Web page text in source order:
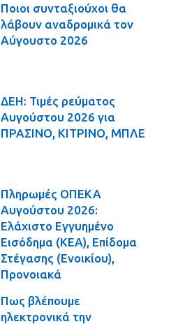
Ποιοι συνταξιούχοι θα
λάβουν αναδρομικά τον
Αύγουστο 2026
ΔΕΗ: Τιμές ρεύματος
Αυγούστου 2026 για
ΠΡΑΣΙΝΟ, ΚΙΤΡΙΝΟ, ΜΠΛΕ
Πληρωμές ΟΠΕΚΑ
Αυγούστου 2026:
Ελάχιστο Εγγυημένο
Εισόδημα (ΚΕΑ), Επίδομα
Στέγασης (Ενοικίου),
Προνοιακά
Πως βλέπουμε
ηλεκτρονικά την